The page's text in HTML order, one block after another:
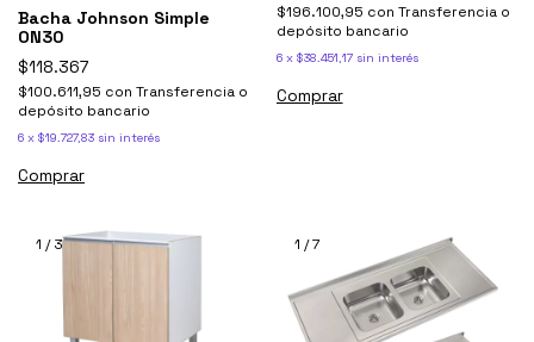
Bacha Johnson Simple
ON30
$118.367
$100.611,95 con Transferencia o
depósito bancario
6 x $19.727,83 sin interés
$196.100,95 con Transferencia o
depósito bancario
6 x $38.451,17 sin interés
Comprar
1 /3 1 /7